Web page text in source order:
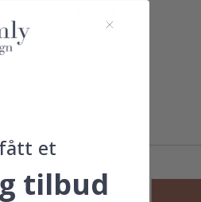
et
tilbud